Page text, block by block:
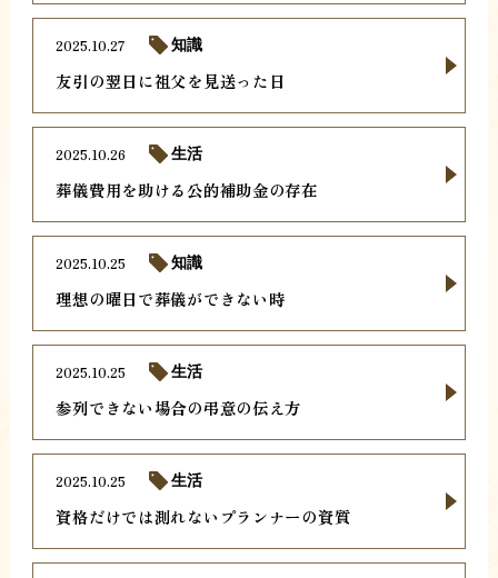
友引の翌日に祖父を見送った日
2025.10.27 知識
葬儀費用を助ける公的補助金の存在
2025.10.26 生活
理想の曜日で葬儀ができない時
2025.10.25 知識
参列できない場合の弔意の伝え方
2025.10.25 生活
資格だけでは測れないプランナーの資質
2025.10.25 生活